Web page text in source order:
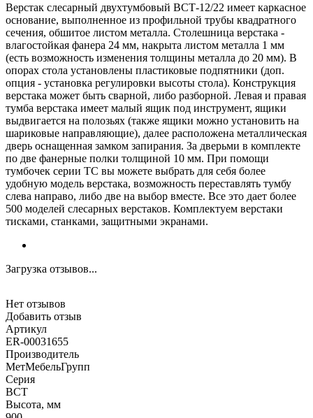
Верстак слесарный двухтумбовый ВСТ-12/22 имеет каркасное
основание, выполненное из профильной трубы квадратного
сечения, обшитое листом металла. Столешница верстака -
влагостойкая фанера 24 мм, накрыта листом металла 1 мм
(есть возможность изменения толщины металла до 20 мм). В
опорах стола установлены пластиковые подпятники (доп.
опция - установка регулировки высоты стола). Конструкция
верстака может быть сварной, либо разборной. Левая и правая
тумба верстака имеет малый ящик под инструмент, ящики
выдвигается на полозьях (также ящики можно установить на
шариковые направляющие), далее расположена металлическая
дверь оснащенная замком запирания. За дверьми в комплекте
по две фанерные полки толщиной 10 мм. При помощи
тумбочек серии ТС вы можете выбрать для себя более
удобную модель верстака, возможность переставлять тумбу
слева направо, либо две на выбор вместе. Все это дает более
500 моделей слесарных верстаков. Комплектуем верстаки
тисками, станками, защитными экранами.
Загрузка отзывов...
Нет отзывов
Добавить отзыв
Артикул
ER-00031655
Производитель
МетМебельГрупп
Серия
ВСТ
Высота, мм